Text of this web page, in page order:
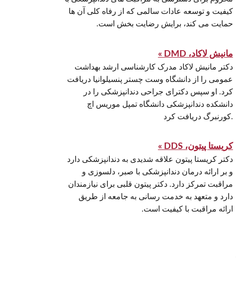
کیفیت و توسعه عادات سالمی که از رفاه کلی آن ها
حمایت می کند، برایش رضایت بخش است.
مانیش لاکاد، DMD »
دکتر مانیش لاکاد مدرک کارشناسی ارشد بهداشت
عمومی را از دانشگاه وست چستر پنسیلوانیا دریافت
کرد. او سپس دکترای جراحی دندانپزشکی را در
دانشکده دندانپزشکی دانشگاه تمپل موریس اچ
کورنبرگ دریافت کرد.
کریستا پیتون، DDS »
دکتر کریستا پیتون علاقه شدیدی به دندانپزشکی دارد
و بر ارائه درمان دندانپزشکی با صبر، دلسوزی و
مراقبت تمرکز دارد. دکتر پیتون قلبی برای نیازمندان
دارد و متعهد به خدمت رسانی به جامعه از طریق
ارائه مراقبت با کیفیت است.